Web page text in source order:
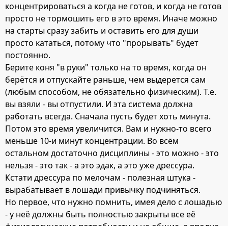
концентрироваться а когда не готов, и когда не готов
просто не тормошить его в это время. Иначе можно
на старты сразу забить и оставить его для души
просто кататься, потому что "прорывать" будет
постоянно.
Берите коня "в руки" только на то время, когда он
берётся и отпускайте раньше, чем выдерется сам
(любым способом, не обязательно физическим). Т.е.
вы взяли - вы отпустили. И эта система должна
работать всегда. Сначала пусть будет хоть минута.
Потом это время увеличится. Вам и нужно-то всего
меньше 10-и минут концентрации. Во всём
остальном достаточно дисциплины - это можно - это
нельзя - это так - а это эдак, а это уже дрессура.
Кстати дрессура по мелочам - полезная штука -
вырабатывает в лошади привычку подчиняться.
Но первое, что нужно помнить, имея дело с лошадью
- у неё должны быть полностью закрыты все её